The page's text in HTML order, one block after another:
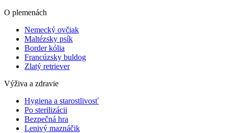
O plemenách
Nemecký ovčiak
Maltézsky psík
Border kólia
Francúzsky buldog
Zlatý retriever
Výživa a zdravie
Hygiena a starostlivosť
Po sterilizácii
Bezpečná hra
Lenivý maznáčik